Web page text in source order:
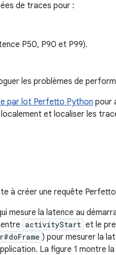
de traces pour :
P50, P90 et P99).
les problèmes de
par lot Perfetto Python pour
et localiser les
à créer une requête
mesure la latence au
activityStart et le
) pour mesurer la
La figure 1 montre